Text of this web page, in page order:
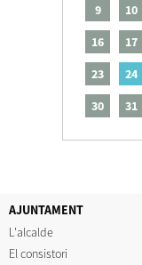
9
10
16
17
23
24
30
31
AJUNTAMENT
L'alcalde
El consistori